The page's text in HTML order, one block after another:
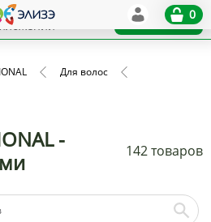
Установить
0
Для волос
-
142 товаров